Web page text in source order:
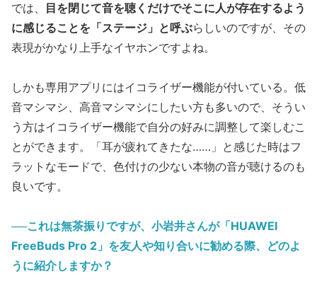
では、 目を閉じて音を聴くだけでそこに人が存在するよう
に感じることを「ステージ」と呼ぶらしいのですが、その
表現がかなり上手なイヤホンですよね。
しかも専用アプリにはイコライザー機能が付いている。低
音マシマシ、高音マシマシにしたい方も多いので、そうい
う方はイコライザー機能で自分の好みに調整して楽しむこ
とができます。「耳が疲れてきたな……」と感じた時はフ
ラットなモードで、色付けの少ない本物の音が聴けるのも
良いです。
──これは無茶振りですが、小岩井さんが「HUAWEI
FreeBuds Pro 2」を友人や知り合いに勧める際、どのよ
うに紹介しますか？